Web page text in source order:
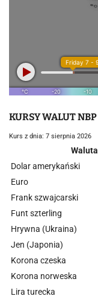
KURSY WALUT NBP
Kurs z dnia: 7 sierpnia 2026
Waluta
Dolar amerykański
Euro
Frank szwajcarski
Funt szterling
Hrywna (Ukraina)
Jen (Japonia)
Korona czeska
Korona norweska
Lira turecka